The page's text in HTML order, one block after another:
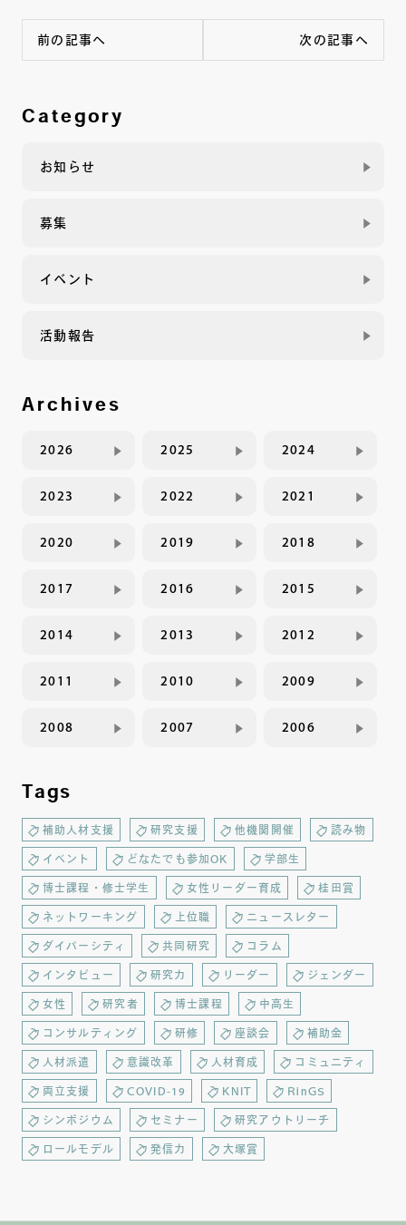
前の記事へ 次の記事へ
Category
お知らせ
募集
イベント
活動報告
Archives
2026 2025 2024
2023 2022 2021
2020 2019 2018
2017 2016 2015
2014 2013 2012
2011 2010 2009
2008 2007 2006
Tags
補助人材支援 研究支援 他機関開催 読み物
イベント どなたでも参加OK 学部生
博士課程・修士学生 女性リーダー育成 桂田賞
ネットワーキング 上位職 ニュースレター
ダイバーシティ 共同研究 コラム
インタビュー 研究力 リーダー ジェンダー
女性 研究者 博士課程 中高生
コンサルティング 研修 座談会 補助金
人材派遣 意識改革 人材育成 コミュニティ
両立支援 COVID-19 KNIT RinGS
シンポジウム セミナー 研究アウトリーチ
ロールモデル 発信力 大塚賞